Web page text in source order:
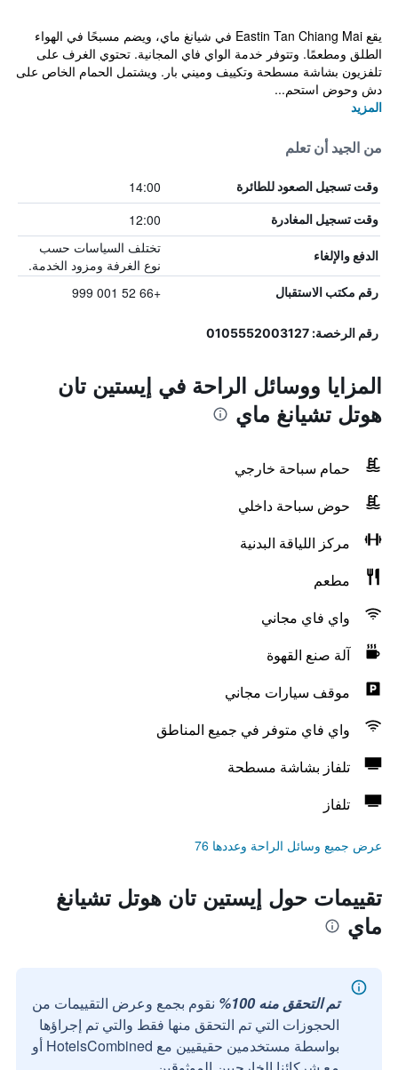
يقع Eastin Tan Chiang Mai في شيانغ ماي، ويضم مسبحًا في الهواء
الطلق ومطعمًا. وتتوفر خدمة الواي فاي المجانية. تحتوي الغرف على
تلفزيون بشاشة مسطحة وتكييف وميني بار. ويشتمل الحمام الخاص على
دش وحوض استحم...
المزيد
من الجيد أن تعلم
وقت تسجيل الصعود للطائرة 14:00
وقت تسجيل المغادرة 12:00
الدفع والإلغاء
تختلف السياسات حسب
نوع الغرفة ومزود الخدمة.
رقم مكتب الاستقبال +66 52 001 999
رقم الرخصة: 0105552003127
المزايا ووسائل الراحة في إيستين تان
هوتل تشيانغ ماي
حمام سباحة خارجي
حوض سباحة داخلي
مركز اللياقة البدنية
مطعم
واي فاي مجاني
آلة صنع القهوة
موقف سيارات مجاني
واي فاي متوفر في جميع المناطق
تلفاز بشاشة مسطحة
تلفاز
عرض جميع وسائل الراحة وعددها 76
تقييمات حول إيستين تان هوتل تشيانغ
ماي
تم التحقق منه 100%
نقوم بجمع وعرض التقييمات من
الحجوزات التي تم التحقق منها فقط والتي تم إجراؤها
بواسطة مستخدمين حقيقيين مع HotelsCombined أو